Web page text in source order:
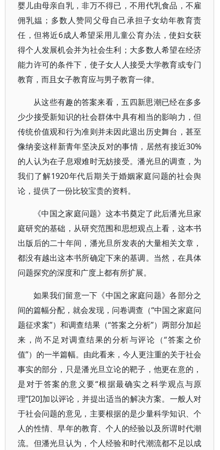
婴儿由母亲自乳，非万不得已，不用代乳食品，不雇
佣乳媪；多数人赞同父母自己承担子女幼年教育责
任，但将近6成人希望采用儿童公育办法，使妇女获
得个人发展机会并为社会生利；大多数人希望在经济
能力许可的条件下，使子女人人接受大学教育或专门
教育，而且女子教育应与男子教育一律。
从这些有趣的答案来看，五四新思潮已经在多多
少少接受新知识的社会群体中具有相当的影响力，但
传统价值观和行为准则并未因此退出历史舞台，甚至
像纳妾这样新青年坚决反对的事情，居然有接近30%
的人认为在子息艰难时无妨接受。潘光旦的调查，为
我们了解1920年代后期关于婚姻家庭问题的社会舆
论，提供了一份比较宝贵的资料。
《中国之家庭问题》这本书奠定了此后潘光旦家
庭研究的基础，从研究范围和思想观点上看，这本书
出版后的二十年间，潘光旦所发表的大量相关文章，
都没有越出这本书所确定下来的基调。当然，在具体
问题探究的深度和广度上都有所扩展。
如果我们留意一下《中国之家庭问题》各部分之
间的篇幅分配，就会发现，问卷调查（“中国之家庭问
题征求案”）和调查结果（“答案之分析”）两部分加起
来，尚不足对调查结果的分析与评论（“答案之价
值”）的一半篇幅。由此看来，今人更注重的关于社会
事实的部分，只是潘光旦立论的靶子，他更在意的，
是对于答案的意义要“根据最确实之科学观点与原
理”[20]加以评论，并提出适当的解决方案。一般人对
于社会问题的意见，主要根据的是少量科学知识、个
人的性情、早年的教育、个人的经验以及所谓时代潮
流。但潘光旦认为，个人经验和时代潮流都不足以成